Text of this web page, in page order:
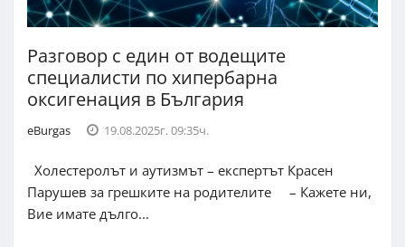
Разговор с един от водещите
специалисти по хипербарна
оксигенация в България
eBurgas 19.08.2025г. 09:35ч.
Холестеролът и аутизмът – експертът Красен
Парушев за грешките на родителите – Кажете ни,
Вие имате дълго...